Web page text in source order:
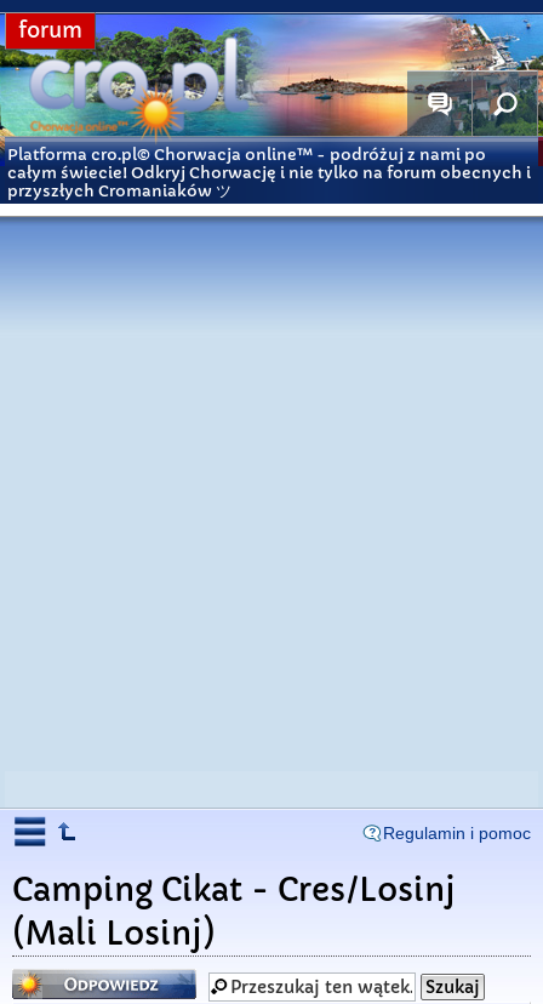
forum
Platforma cro.pl© Chorwacja online™ - podróżuj z nami po
całym świecie! Odkryj Chorwację i nie tylko na forum obecnych i
przyszłych Cromaniaków ツ
Regulamin i pomoc
Camping Cikat - Cres/Losinj
(Mali Losinj)
Odpowiedz